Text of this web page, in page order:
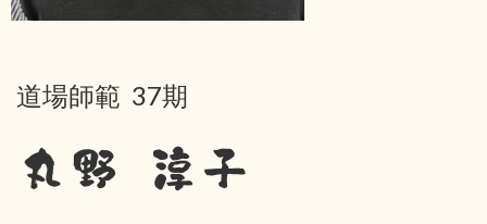
道場師範 37期
丸野 淳子